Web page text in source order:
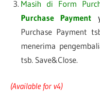
Masih di Form
Purchase Payment
Purchase Payment
menerima
tsb. Save&Close.
(Available for v4)